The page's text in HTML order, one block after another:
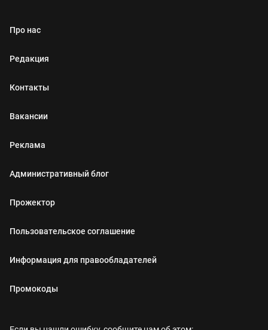
Про нас
Редакция
Контакты
Вакансии
Реклама
Административный блог
Прожектор
Пользовательское соглашение
Информация для правообладателей
Промокоды